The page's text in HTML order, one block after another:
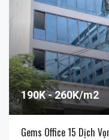
190K 260K/m2
Gems Office 15 Dịch